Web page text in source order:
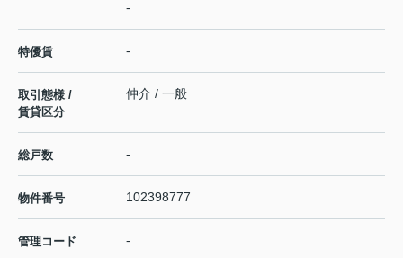
-
特優賃 -
取引態様 /
賃貸区分
仲介 / 一般
総戸数 -
物件番号 102398777
管理コード -